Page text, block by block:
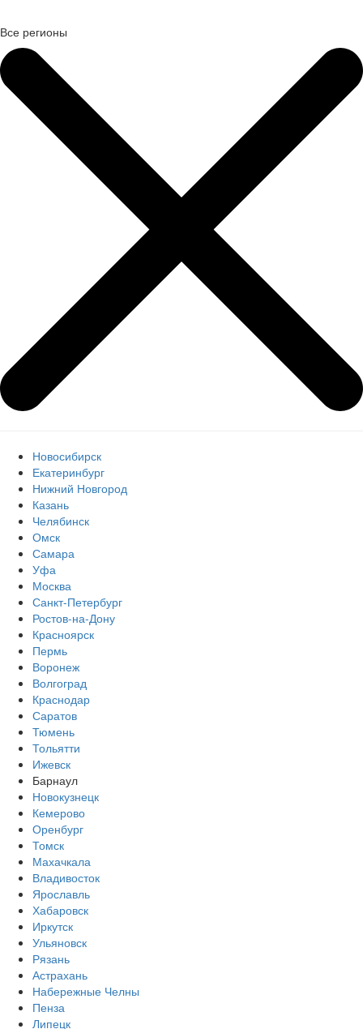
Все регионы
Новосибирск
Екатеринбург
Нижний Новгород
Казань
Челябинск
Омск
Самара
Уфа
Москва
Санкт-Петербург
Ростов-на-Дону
Красноярск
Пермь
Воронеж
Волгоград
Краснодар
Саратов
Тюмень
Тольятти
Ижевск
Барнаул
Новокузнецк
Кемерово
Оренбург
Томск
Махачкала
Владивосток
Ярославль
Хабаровск
Иркутск
Ульяновск
Рязань
Астрахань
Набережные Челны
Пенза
Липецк